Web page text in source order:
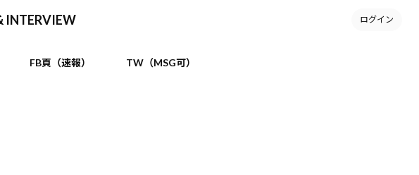
INTERVIEW ログイン
FB頁（速報） TW（MSG可）